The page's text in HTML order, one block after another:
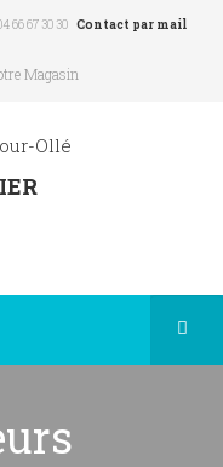
66 67 30 30 Contact par mail
Magasin